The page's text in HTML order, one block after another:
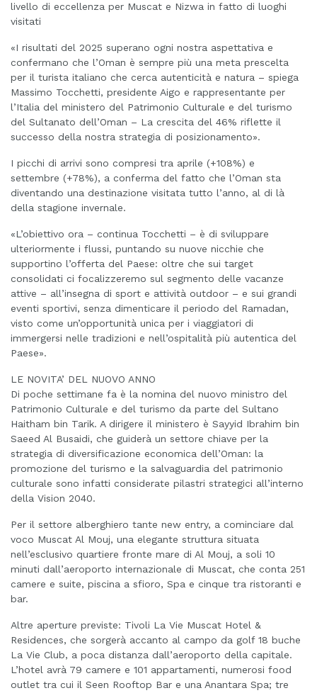
livello di eccellenza per Muscat e Nizwa in fatto di luoghi
visitati
«I risultati del 2025 superano ogni nostra aspettativa e
confermano che l’Oman è sempre più una meta prescelta
per il turista italiano che cerca autenticità e natura – spiega
Massimo Tocchetti, presidente Aigo e rappresentante per
l’Italia del ministero del Patrimonio Culturale e del turismo
del Sultanato dell’Oman – La crescita del 46% riflette il
successo della nostra strategia di posizionamento».
I picchi di arrivi sono compresi tra aprile (+108%) e
settembre (+78%), a conferma del fatto che l’Oman sta
diventando una destinazione visitata tutto l’anno, al di là
della stagione invernale.
«L’obiettivo ora – continua Tocchetti – è di sviluppare
ulteriormente i flussi, puntando su nuove nicchie che
supportino l’offerta del Paese: oltre che sui target
consolidati ci focalizzeremo sul segmento delle vacanze
attive – all’insegna di sport e attività outdoor – e sui grandi
eventi sportivi, senza dimenticare il periodo del Ramadan,
visto come un’opportunità unica per i viaggiatori di
immergersi nelle tradizioni e nell’ospitalità più autentica del
Paese».
LE NOVITA’ DEL NUOVO ANNO
Di poche settimane fa è la nomina del nuovo ministro del
Patrimonio Culturale e del turismo da parte del Sultano
Haitham bin Tarik. A dirigere il ministero è Sayyid Ibrahim bin
Saeed Al Busaidi, che guiderà un settore chiave per la
strategia di diversificazione economica dell’Oman: la
promozione del turismo e la salvaguardia del patrimonio
culturale sono infatti considerate pilastri strategici all’interno
della Vision 2040.
Per il settore alberghiero tante new entry, a cominciare dal
voco Muscat Al Mouj, una elegante struttura situata
nell’esclusivo quartiere fronte mare di Al Mouj, a soli 10
minuti dall’aeroporto internazionale di Muscat, che conta 251
camere e suite, piscina a sfioro, Spa e cinque tra ristoranti e
bar.
Altre aperture previste: Tivoli La Vie Muscat Hotel &
Residences, che sorgerà accanto al campo da golf 18 buche
La Vie Club, a poca distanza dall’aeroporto della capitale.
L’hotel avrà 79 camere e 101 appartamenti, numerosi food
outlet tra cui il Seen Rooftop Bar e una Anantara Spa; tre